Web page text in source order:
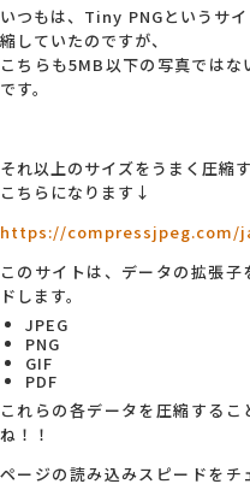
いつもは、Tiny PNGというサ
縮していたのですが、
こちらも5MB以下の写真では
です。
それ以上のサイズをうまく圧縮
こちらになります↓
https://compressjpeg.com/
このサイトは、データの拡張
ドします。
JPEG
PNG
GIF
PDF
これらの各データを圧縮する
ね！！
ページの読み込みスピードをチ